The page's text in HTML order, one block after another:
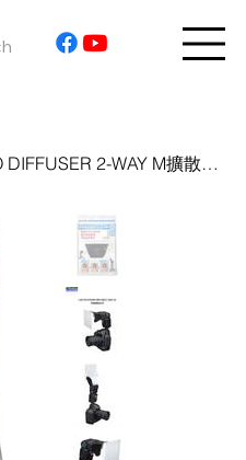
HAKUBA CLIP ON STROBO DIFFUSER 2-WAY M擴散板HA30345JP